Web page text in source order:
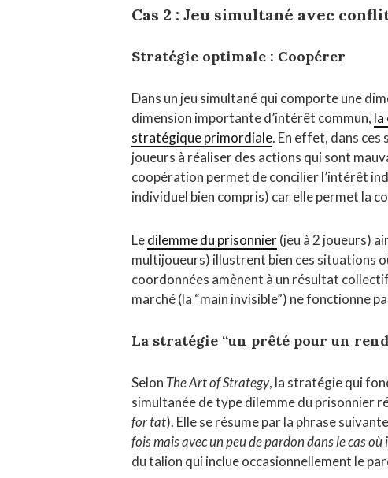
Cas 2 : Jeu simultané avec
Stratégie optimale : Coopérer
Dans un jeu simultané qui comporte une
dimension importante d’intérêt commun, la
stratégique primordiale. En effet, dans ces
joueurs à réaliser des actions qui sont
coopération permet de concilier l’intérêt
individuel bien compris) car elle permet la
Ledilemme du prisonnier(jeu à 2 joueurs)
multijoueurs) illustrent bien ces situations
coordonnées amènent à un résultat
marché (la “main invisible”) ne fonctionne
La stratégie “un prêté pour un
Selon The Art of Strategy, la stratégie qui
simultanée de type dilemme du prisonnier
for tat). Elle se résume par la phrase
fois mais avec un peu de pardon dans le cas
du talion qui inclue occasionnellement le